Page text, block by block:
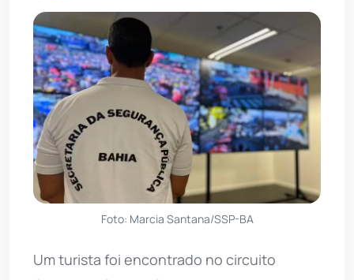
Foto: Marcia Santana/SSP-BA
Um turista foi encontrado no circuito